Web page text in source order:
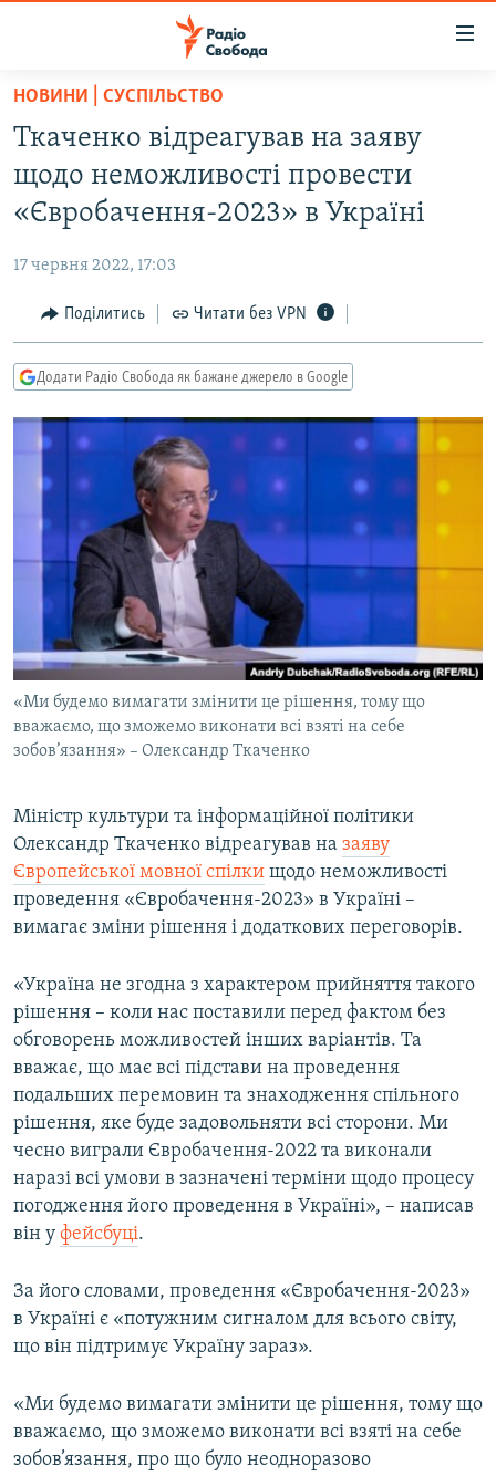
Перейти
основного
матеріалу
Перейти
до
основної
навігації
Перейти
до
пошуку
СТАТТІ
ЕКОНОМІКА
СУСПІЛЬСТВО
УКРАЇНА
СВІТ
РОСІЙСЬКА «ФІЛЬТРАЦІЯ»
ДОНБАС.РЕАЛІЇ
ТИ ЯК?
СХЕМИ
КИТАЙ.ВИКЛИКИ
МУЛЬТИМЕДІА
ФОТО
СПЕЦПРОЄКТИ
ПОДКАСТИ
КРИМ РЕАЛІЇ
РУС
КТАТ
ДОЛУЧАЙСЯ!
Усі сайти RFE/RL
НОВИНИ | СУСПІЛЬСТВО
Ткаченко відреагував на заяву
щодо неможливості провести
«Євробачення-2023» в Україні
17 червня 2022, 17:03
Поділитись Читати без VPN
Додати Радіо Свобода як бажане джерело в Google
«Ми будемо вимагати змінити це рішення, тому що
вважаємо, що зможемо виконати всі взяті на себе
зобов’язання» – Олександр Ткаченко
Міністр культури та інформаційної політики
Олександр Ткаченко відреагував на заяву
Європейської мовної спілки щодо неможливості
проведення «Євробачення-2023» в Україні –
вимагає зміни рішення і додаткових переговорів.
«Україна не згодна з характером прийняття такого
рішення – коли нас поставили перед фактом без
обговорень можливостей інших варіантів. Та
вважає, що має всі підстави на проведення
подальших перемовин та знаходження спільного
рішення, яке буде задовольняти всі сторони. Ми
чесно виграли Євробачення-2022 та виконали
наразі всі умови в зазначені терміни щодо процесу
погодження його проведення в Україні», – написав
він у фейсбуці.
За його словами, проведення «Євробачення-2023»
в Україні є «потужним сигналом для всього світу,
що він підтримує Україну зараз».
«Ми будемо вимагати змінити це рішення, тому що
вважаємо, що зможемо виконати всі взяті на себе
зобов’язання, про що було неодноразово